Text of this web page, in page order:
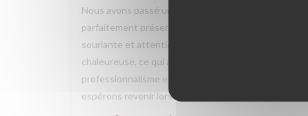
Nous avons passé une excellente soirée dans votre
parfaitement présentés et pleins de saveurs. Tout
souriante et attentionnée tout au long du repas.
chaleureuse, ce qui a rendu cette expérience
professionnalisme et votre gentillesse. Nous
espérons revenir lors d’un prochain voyage.